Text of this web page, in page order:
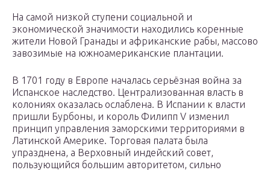
На самой низкой ступени социальной и
экономической значимости находились коренные
жители Новой Гранады и африканские рабы, массово
завозимые на южноамериканские плантации.
В 1701 году в Европе началась серьёзная война за
Испанское наследство. Централизованная власть в
колониях оказалась ослаблена. В Испании к власти
пришли Бурбоны, и король Филипп V изменил
принцип управления заморскими территориями в
Латинской Америке. Торговая палата была
упразднена, а Верховный индейский совет,
пользующийся большим авторитетом, сильно